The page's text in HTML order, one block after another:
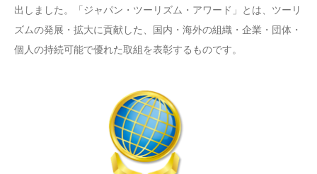
出しました。「ジャパン・ツーリズム・アワード」とは、ツーリ
ズムの発展・拡大に貢献した、国内・海外の組織・企業・団体・
個人の持続可能で優れた取組を表彰するものです。